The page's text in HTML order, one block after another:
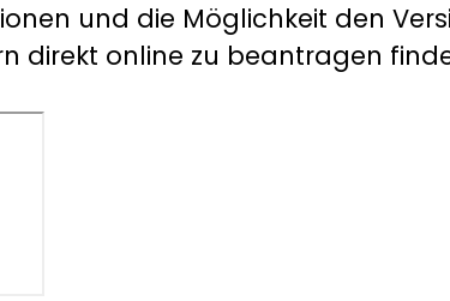
und die Möglichkeit den
direkt online zu beantragen